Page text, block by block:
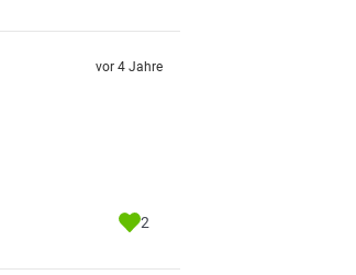
vor 4 Jahre
2